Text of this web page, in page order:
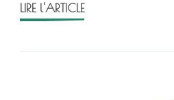
LIRE l'ARTICLE